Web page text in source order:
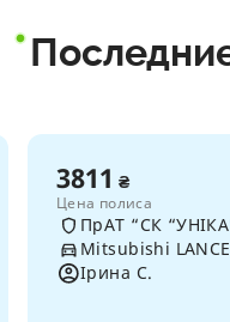
3811 ₴
Цена полиса
ПрАТ “СК
Mitsubishi
Ірина С.